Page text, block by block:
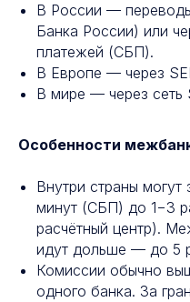
В России —
Банка России) или
платежей (СБП).
В Европе — через
В мире — через сеть
Особенности
Внутри страны могут
минут (СБП) до 1−3
расчётный центр).
идут дольше — до 5
Комиссии обычно
одного банка. За